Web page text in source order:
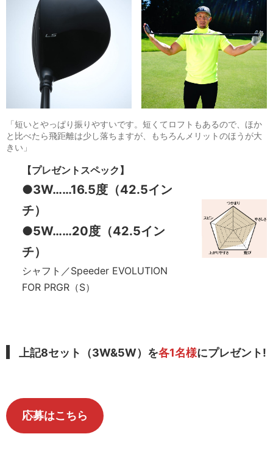
「短いとやっぱり振りやすいです。短くてロフトもあるので、ほか
と比べたら飛距離は少し落ちますが、もちろんメリットのほうが大
きい」
【プレゼントスペック】
●3W……16.5度（42.5イン
チ）
●5W……20度（42.5イン
チ）
シャフト／Speeder EVOLUTION
FOR PRGR（S）
上記8セット（3W&5W）を各1名様にプレゼント!
応募はこちら